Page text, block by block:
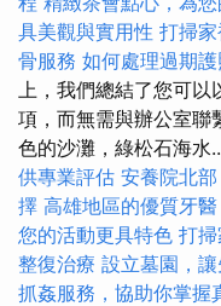
具美觀與實用性 打掃
骨服務 如何處理過期
上，我們總結了您可以
項，而無需與辦公室聯
色的沙灘，綠松石海水
供專業評估 安養院北
擇 高雄地區的優質牙
您的活動更具特色 打
整復治療 設立墓園，
抓姦服務，協助你掌握